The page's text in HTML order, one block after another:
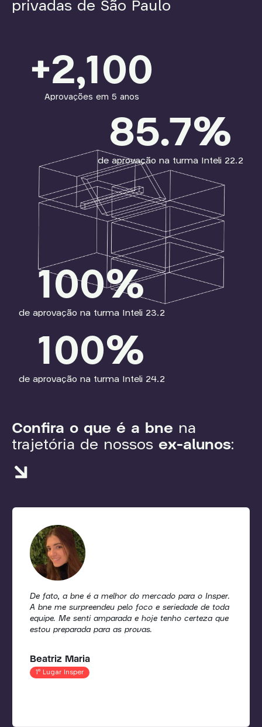
privadas de São Paulo
Aprovações em 5 anos
+2,100
de aprovação na turma Inteli 22.2
85.7%
de aprovação na turma Inteli 23.2
100%
de aprovação na turma Inteli 24.2
100%
Confira o que é a bne na
trajetória de nossos ex-alunos:
De fato, a bne é a melhor do mercado para o Insper.
A bne me surpreendeu pelo foco e seriedade de toda
equipe. Me senti amparada e hoje tenho certeza que
estou preparada para as provas.
Beatriz Maria
1º Lugar Insper